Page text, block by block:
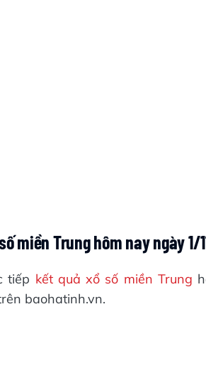
miền Trung hôm nay ngày 1/
tiếp kết quả xổ số miền Trung
baohatinh.vn.